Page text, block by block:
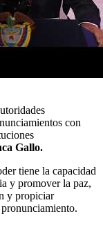
con
Gallo.
tiene la capacidad
y promover la paz,
y propiciar